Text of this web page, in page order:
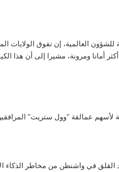
العالمية، إن تفوق الولايات
أمانا ومرونة، مشيرا إلى أن هذا
لأسهم عمالقة “وول ستريت”
القلق في واشنطن من مخاطر الذكاء